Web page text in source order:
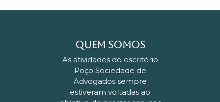
QUEM SOMOS
As atividades do escritório
Poço Sociedade de
Advogados sempre
estiveram voltadas ao